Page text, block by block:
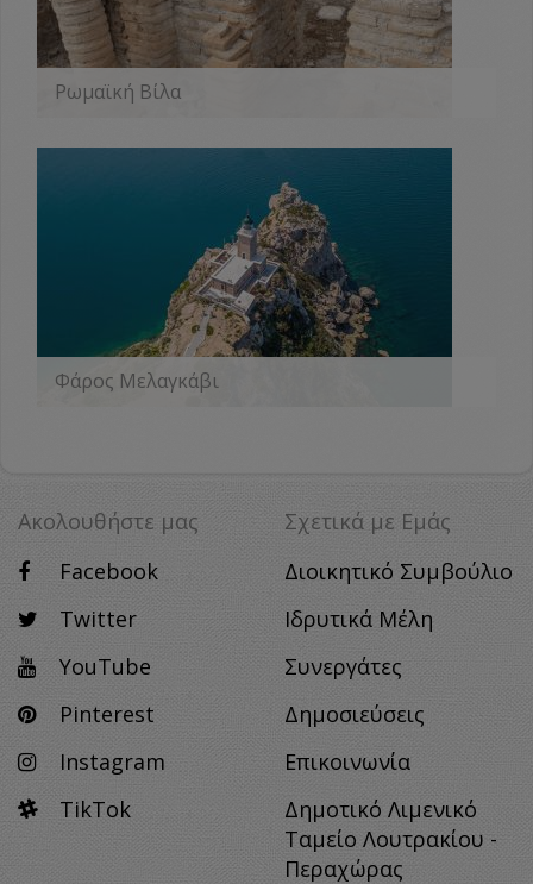
Ρωμαϊκή Βίλα
Φάρος Μελαγκάβι
Ακολουθήστε μας
Facebook
Twitter
YouTube
Pinterest
Instagram
TikTok
Σχετικά με Eμάς
Διοικητικό Συμβούλιο
Ιδρυτικά Μέλη
Συνεργάτες
Δημοσιεύσεις
Επικοινωνία
Δημοτικό Λιμενικό
Ταμείο Λουτρακίου -
Περαχώρας